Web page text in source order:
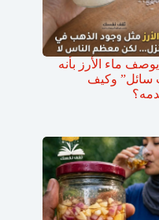
يوصف ماء الأرز بأنه
سائل” وكيف